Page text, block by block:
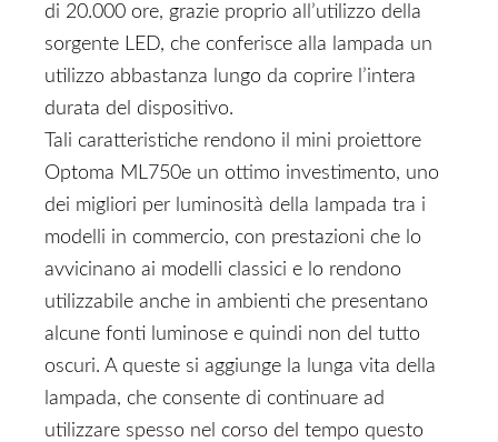
di 20.000 ore, grazie proprio all’utilizzo della
sorgente LED, che conferisce alla lampada un
utilizzo abbastanza lungo da coprire l’intera
durata del dispositivo.
Tali caratteristiche rendono il mini proiettore
Optoma ML750e un ottimo investimento, uno
dei migliori per luminosità della lampada tra i
modelli in commercio, con prestazioni che lo
avvicinano ai modelli classici e lo rendono
utilizzabile anche in ambienti che presentano
alcune fonti luminose e quindi non del tutto
oscuri. A queste si aggiunge la lunga vita della
lampada, che consente di continuare ad
utilizzare spesso nel corso del tempo questo